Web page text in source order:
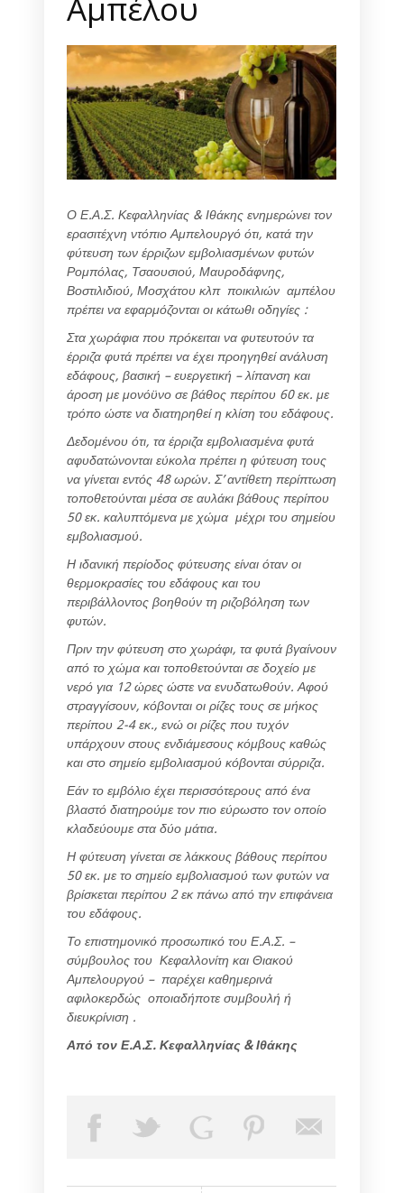
Ο Ε.Α.Σ. Κεφαλληνίας & Ιθάκης ενημερώνει τον
ερασιτέχνη ντόπιο Αμπελουργό ότι, κατά την
φύτευση των έρριζων εμβολιασμένων φυτών
Ρομπόλας, Τσαουσιού, Μαυροδάφνης,
Βοστιλιδιού, Μοσχάτου κλπ ποικιλιών αμπέλου
πρέπει να εφαρμόζονται οι κάτωθι οδηγίες :
Στα χωράφια που πρόκειται να φυτευτούν τα
έρριζα φυτά πρέπει να έχει προηγηθεί ανάλυση
εδάφους, βασική – ευεργετική – λίπανση και
άροση με μονόϋνο σε βάθος περίπου 60 εκ. με
τρόπο ώστε να διατηρηθεί η κλίση του εδάφους.
Δεδομένου ότι, τα έρριζα εμβολιασμένα φυτά
αφυδατώνονται εύκολα πρέπει η φύτευση τους
να γίνεται εντός 48 ωρών. Σ’ αντίθετη περίπτωση
τοποθετούνται μέσα σε αυλάκι βάθους περίπου
50 εκ. καλυπτόμενα με χώμα μέχρι του σημείου
εμβολιασμού.
Η ιδανική περίοδος φύτευσης είναι όταν οι
θερμοκρασίες του εδάφους και του
περιβάλλοντος βοηθούν τη ριζοβόληση των
φυτών.
Πριν την φύτευση στο χωράφι, τα φυτά βγαίνουν
από το χώμα και τοποθετούνται σε δοχείο με
νερό για 12 ώρες ώστε να ενυδατωθούν. Αφού
στραγγίσουν, κόβονται οι ρίζες τους σε μήκος
περίπου 2-4 εκ., ενώ οι ρίζες που τυχόν
υπάρχουν στους ενδιάμεσους κόμβους καθώς
και στο σημείο εμβολιασμού κόβονται σύρριζα.
Εάν το εμβόλιο έχει περισσότερους από ένα
βλαστό διατηρούμε τον πιο εύρωστο τον οποίο
κλαδεύουμε στα δύο μάτια.
Η φύτευση γίνεται σε λάκκους βάθους περίπου
50 εκ. με το σημείο εμβολιασμού των φυτών να
βρίσκεται περίπου 2 εκ πάνω από την επιφάνεια
του εδάφους.
Το επιστημονικό προσωπικό του Ε.Α.Σ. –
σύμβουλος του Κεφαλλονίτη και Θιακού
Αμπελουργού – παρέχει καθημερινά
αφιλοκερδώς οποιαδήποτε συμβουλή ή
διευκρίνιση .
Από τον Ε.Α.Σ. Κεφαλληνίας & Ιθάκης